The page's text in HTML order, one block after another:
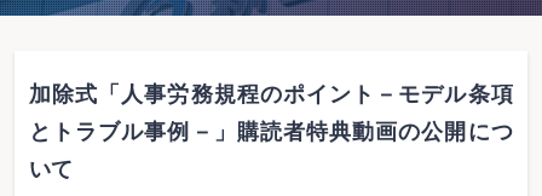
加除式「人事労務規程のポイント－モデル条項
とトラブル事例－」購読者特典動画の公開につ
いて